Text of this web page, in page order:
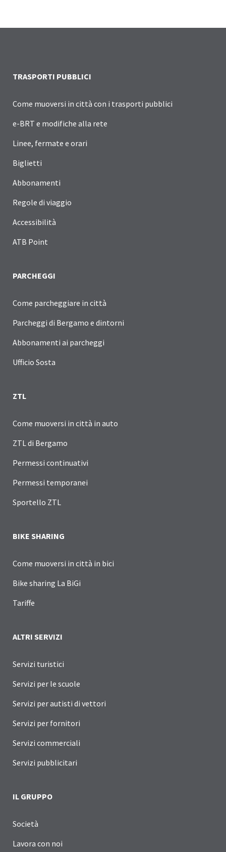
TRASPORTI PUBBLICI
Come muoversi in città con i trasporti pubblici
e-BRT e modifiche alla rete
Linee, fermate e orari
Biglietti
Abbonamenti
Regole di viaggio
Accessibilità
ATB Point
PARCHEGGI
Come parcheggiare in città
Parcheggi di Bergamo e dintorni
Abbonamenti ai parcheggi
Ufficio Sosta
ZTL
Come muoversi in città in auto
ZTL di Bergamo
Permessi continuativi
Permessi temporanei
Sportello ZTL
BIKE SHARING
Come muoversi in città in bici
Bike sharing La BiGi
Tariffe
ALTRI SERVIZI
Servizi turistici
Servizi per le scuole
Servizi per autisti di vettori
Servizi per fornitori
Servizi commerciali
Servizi pubblicitari
IL GRUPPO
Società
Lavora con noi